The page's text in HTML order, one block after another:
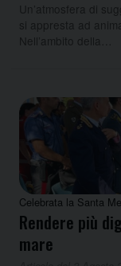
Un’atmosfera di
si appresta ad
Nell’ambito della…
Celebrata la Santa
Rendere più
mare